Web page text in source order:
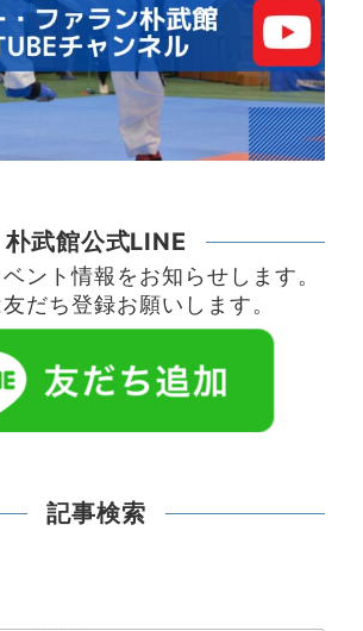
朴武館公式LINE
ント情報をお知らせします。
だち登録お願いします。
記事検索